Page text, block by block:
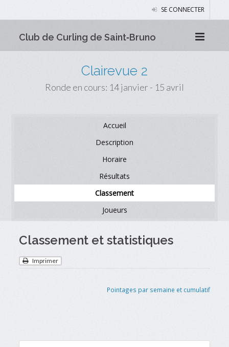
SE CONNECTER
Club de Curling de Saint‑Bruno
Clairevue 2
Ronde en cours: 14 janvier - 15 avril
Accueil
Description
Horaire
Résultats
Classement
Joueurs
Classement et statistiques
Imprimer
Pointages par semaine et cumulatif